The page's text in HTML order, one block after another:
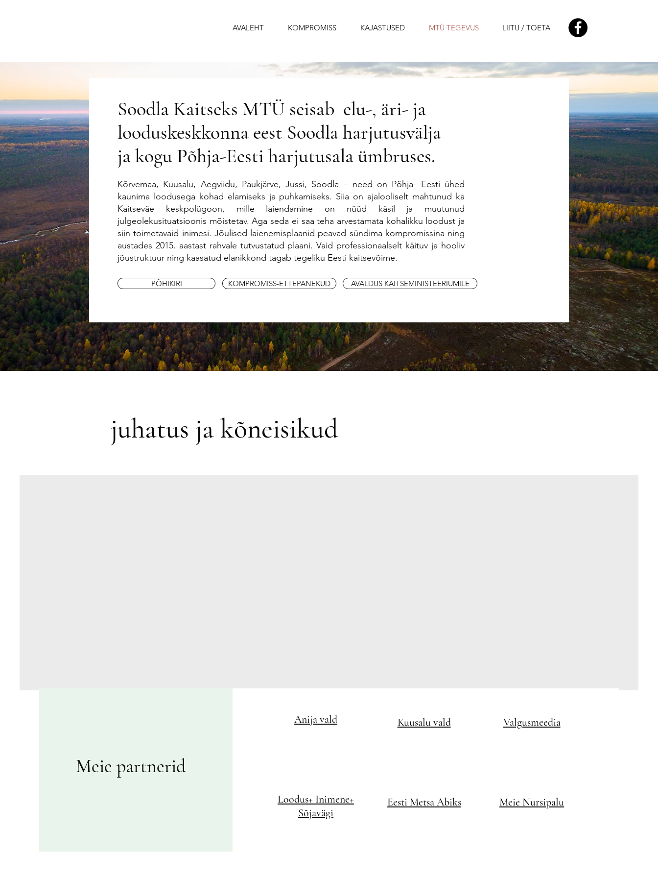
AVALEHT KOMPROMISS KAJASTUSED MTÜ TEGEVUS LIITU / TOETA
Soodla Kaitseks MTÜ seisab elu-, äri- ja
looduskeskkonna eest Soodla harjutusvälja
ja kogu Põhja-Eesti harjutusala ümbruses.
Kõrvemaa, Kuusalu, Aegviidu, Paukjärve, Jussi, Soodla – need on Põhja- Eesti ühed
kaunima loodusega kohad elamiseks ja puhkamiseks. Siia on ajalooliselt mahtunud ka
Kaitseväe keskpolügoon, mille laiendamine on nüüd käsil ja muutunud
julgeolekusituatsioonis mõistetav. Aga seda ei saa teha arvestamata kohalikku loodust ja
siin toimetavaid inimesi. Jõulised laienemisplaanid peavad sündima kompromissina ning
austades 2015. aastast rahvale tutvustatud plaani. Vaid professionaalselt käituv ja hooliv
jõustruktuur ning kaasatud elanikkond tagab tegeliku Eesti kaitsevõime.
PÕHIKIRI KOMPROMISS-ETTEPANEKUD AVALDUS KAITSEMINISTEERIUMILE
juhatus ja kõneisikud
Meie partnerid
Anija vald Kuusalu vald Valgusmeedia
Loodus+ Inimene+
Sõjavägi
Eesti Metsa Abiks Meie Nursipalu